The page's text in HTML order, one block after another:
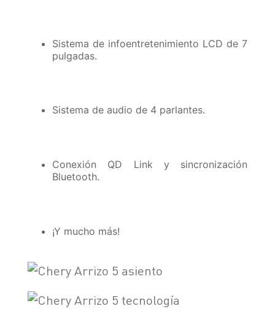
Sistema de infoentretenimiento LCD de 7
pulgadas.
Sistema de audio de 4 parlantes.
Conexión QD Link y sincronización
Bluetooth.
¡Y mucho más!